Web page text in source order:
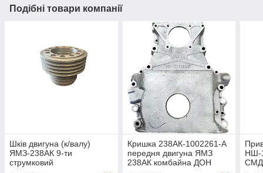
Подібні товари компанії
Шків двигуна (к/валу)
ЯМЗ-238АК 9-ти
струмковий
Кришка 238АК-1002261-А
передня двигуна ЯМЗ
238АК комбайна ДОН
НШ-